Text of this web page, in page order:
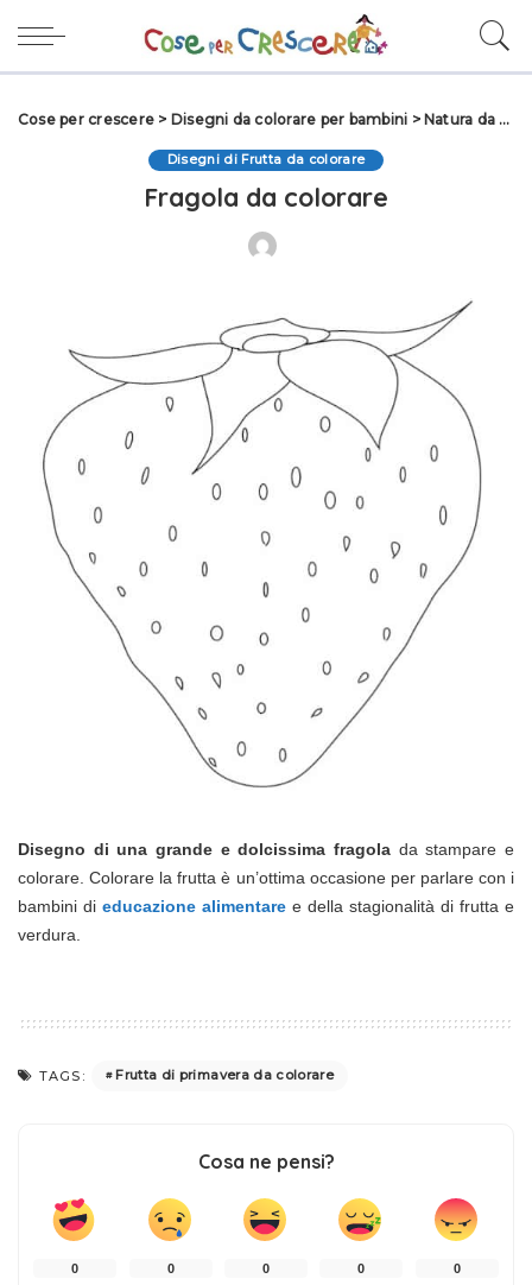
Cose per crescere > Disegni da colorare per bambini > Natura da colorare
Disegni di Frutta da colorare
Fragola da colorare
Disegno di una grande e dolcissima fragola da stampare e
colorare. Colorare la frutta è un’ottima occasione per parlare con i
bambini di educazione alimentare e della stagionalità di frutta e
verdura.
TAGS: Frutta di primavera da colorare
Cosa ne pensi?
0 0 0 0 0